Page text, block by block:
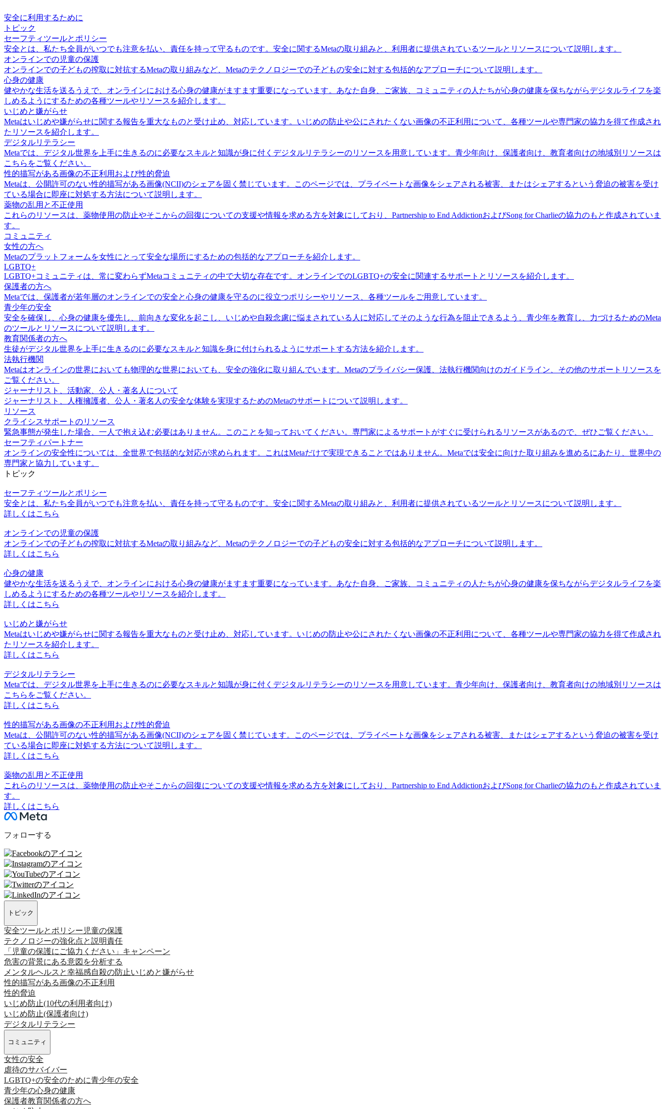
安全に利用するために
トピック
セーフティツールとポリシー
安全とは、私たち全員がいつでも注意を払い、責任を持って守るものです。安全に関するMetaの取り組みと、利用者に提供されているツールとリソースについて説明します。
オンラインでの児童の保護
オンラインでの子どもの搾取に対抗するMetaの取り組みなど、Metaのテクノロジーでの子どもの安全に対する包括的なアプローチについて説明します。
心身の健康
健やかな生活を送るうえで、オンラインにおける心身の健康がますます重要になっています。あなた自身、ご家族、コミュニティの人たちが心身の健康を保ちながらデジタルライフを楽
しめるようにするための各種ツールやリソースを紹介します。
いじめと嫌がらせ
Metaはいじめや嫌がらせに関する報告を重大なものと受け止め、対応しています。いじめの防止や公にされたくない画像の不正利用について、各種ツールや専門家の協力を得て作成され
たリソースを紹介します。
デジタルリテラシー
Metaでは、デジタル世界を上手に生きるのに必要なスキルと知識が身に付くデジタルリテラシーのリソースを用意しています。青少年向け、保護者向け、教育者向けの地域別リソースは
こちらをご覧ください。
性的描写がある画像の不正利用および性的脅迫
Metaは、公開許可のない性的描写がある画像(NCII)のシェアを固く禁じています。このページでは、プライベートな画像をシェアされる被害、またはシェアするという脅迫の被害を受け
ている場合に即座に対処する方法について説明します。
薬物の乱用と不正使用
これらのリソースは、薬物使用の防止やそこからの回復についての支援や情報を求める方を対象にしており、Partnership to End AddictionおよびSong for Charlieの協力のもと作成されていま
す。
コミュニティ
女性の方へ
Metaのプラットフォームを女性にとって安全な場所にするための包括的なアプローチを紹介します。
LGBTQ+
LGBTQ+コミュニティは、常に変わらずMetaコミュニティの中で大切な存在です。オンラインでのLGBTQ+の安全に関連するサポートとリソースを紹介します。
保護者の方へ
Metaでは、保護者が若年層のオンラインでの安全と心身の健康を守るのに役立つポリシーやリソース、各種ツールをご用意しています。
青少年の安全
安全を確保し、心身の健康を優先し、前向きな変化を起こし、いじめや自殺念慮に悩まされている人に対応してそのような行為を阻止できるよう、青少年を教育し、力づけるためのMeta
のツールとリソースについて説明します。
教育関係者の方へ
生徒がデジタル世界を上手に生きるのに必要なスキルと知識を身に付けられるようにサポートする方法を紹介します。
法執行機関
Metaはオンラインの世界においても物理的な世界においても、安全の強化に取り組んでいます。Metaのプライバシー保護、法執行機関向けのガイドライン、その他のサポートリソースを
ご覧ください。
ジャーナリスト、活動家、公人・著名人について
ジャーナリスト、人権擁護者、公人・著名人の安全な体験を実現するためのMetaのサポートについて説明します。
リソース
クライシスサポートのリソース
緊急事態が発生した場合、一人で抱え込む必要はありません。このことを知っておいてください。専門家によるサポートがすぐに受けられるリソースがあるので、ぜひご覧ください。
セーフティパートナー
オンラインの安全性については、全世界で包括的な対応が求められます。これはMetaだけで実現できることではありません。Metaでは安全に向けた取り組みを進めるにあたり、世界中の
専門家と協力しています。
トピック
セーフティツールとポリシー
安全とは、私たち全員がいつでも注意を払い、責任を持って守るものです。安全に関するMetaの取り組みと、利用者に提供されているツールとリソースについて説明します。
詳しくはこちら
オンラインでの児童の保護
オンラインでの子どもの搾取に対抗するMetaの取り組みなど、Metaのテクノロジーでの子どもの安全に対する包括的なアプローチについて説明します。
詳しくはこちら
心身の健康
健やかな生活を送るうえで、オンラインにおける心身の健康がますます重要になっています。あなた自身、ご家族、コミュニティの人たちが心身の健康を保ちながらデジタルライフを楽
しめるようにするための各種ツールやリソースを紹介します。
詳しくはこちら
いじめと嫌がらせ
Metaはいじめや嫌がらせに関する報告を重大なものと受け止め、対応しています。いじめの防止や公にされたくない画像の不正利用について、各種ツールや専門家の協力を得て作成され
たリソースを紹介します。
詳しくはこちら
デジタルリテラシー
Metaでは、デジタル世界を上手に生きるのに必要なスキルと知識が身に付くデジタルリテラシーのリソースを用意しています。青少年向け、保護者向け、教育者向けの地域別リソースは
こちらをご覧ください。
詳しくはこちら
性的描写がある画像の不正利用および性的脅迫
Metaは、公開許可のない性的描写がある画像(NCII)のシェアを固く禁じています。このページでは、プライベートな画像をシェアされる被害、またはシェアするという脅迫の被害を受け
ている場合に即座に対処する方法について説明します。
詳しくはこちら
薬物の乱用と不正使用
これらのリソースは、薬物使用の防止やそこからの回復についての支援や情報を求める方を対象にしており、Partnership to End AddictionおよびSong for Charlieの協力のもと作成されていま
す。
詳しくはこちら
フォローする
トピック
安全ツールとポリシー 児童の保護
テクノロジーの強化点と説明責任
「児童の保護にご協力ください」キャンペーン
危害の背景にある意図を分析する
メンタルヘルスと幸福感自殺の防止いじめと嫌がらせ
性的描写がある画像の不正利用
性的脅迫
いじめ防止(10代の利用者向け)
いじめ防止(保護者向け)
デジタルリテラシー
コミュニティ
女性の安全
虐待のサバイバー
LGBTQ+の安全のために青少年の安全
青少年の心身の健康
保護者教育関係者の方へ